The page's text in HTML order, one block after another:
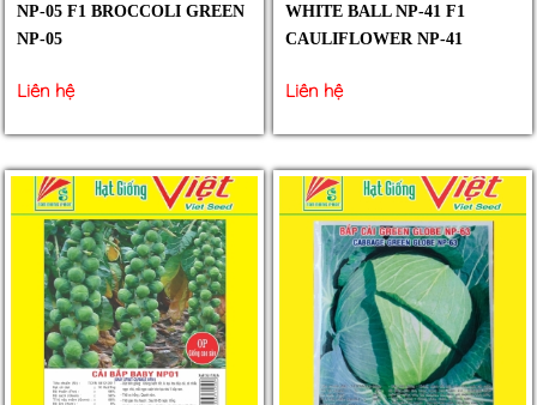
NP-05 F1 BROCCOLI GREEN
NP-05
Liên hệ
WHITE BALL NP-41 F1
CAULIFLOWER NP-41
Liên hệ